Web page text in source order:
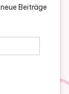
Beiträge